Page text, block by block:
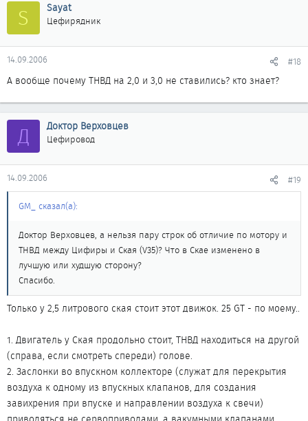
S Sayat
Цефирядник
14.09.2006 #18
А вообще почему ТНВД на 2,0 и 3,0 не ставились? кто знает?
Д Доктор Верховцев
Цефировод
14.09.2006 #19
GM_ сказал(а):
Доктор Верховцев, а нельзя пару строк об отличие по мотору и
ТНВД между Цифиры и Ская (V35)? Что в Скае изменено в
лучшую или худшую сторону?
Спасибо.
Только у 2,5 литрового ская стоит этот движок. 25 GT - по моему..
1. Двигатель у Ская продольно стоит, ТНВД находиться на другой
(справа, если смотреть спереди) голове.
2. Заслонки во впускном коллекторе (служат для перекрытия
воздуха к одному из впускных клапанов, для создания
завихрения при впуске и направлении воздуха к свечи)